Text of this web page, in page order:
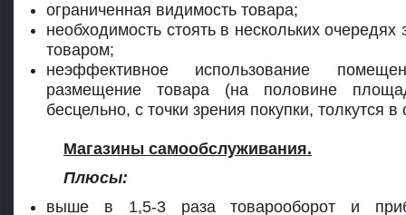
ограниченная видимость товара;
необходимость стоять в нескольких очередях
товаром;
неэффективное использование
размещение товара (на половине
бесцельно, с точки зрения покупки, толкутся
Магазины самообслуживания.
Плюсы:
выше в 1,5-3 раза товарооборот и